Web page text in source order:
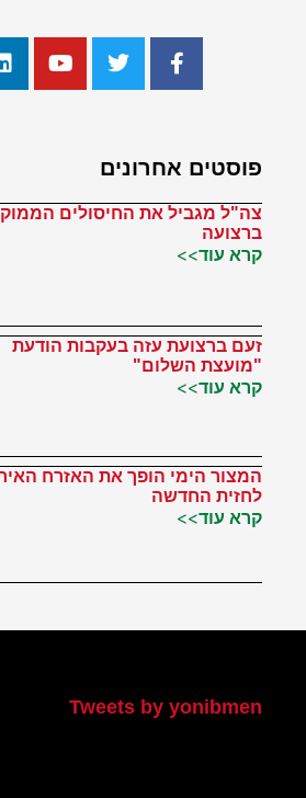
פוסטים אחרונים
צה"ל מגביל את החיסולים
ברצועה
קרא עוד>>
זעם ברצועת עזה בעקבות הודעת
"מועצת השלום"
קרא עוד>>
המצור הימי הופך את האזרח
לחזית החדשה
קרא עוד>>
Tweets by yonibmen